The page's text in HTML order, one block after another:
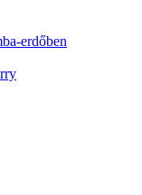
erdőben